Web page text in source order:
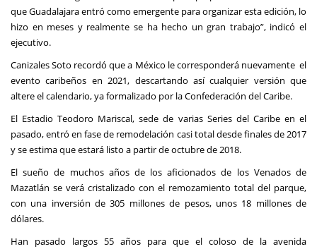
que Guadalajara entró como emergente para organizar esta edición, lo
hizo en meses y realmente se ha hecho un gran trabajo”, indicó el
ejecutivo.
Canizales Soto recordó que a México le corresponderá nuevamente el
evento caribeños en 2021, descartando así cualquier versión que
altere el calendario, ya formalizado por la Confederación del Caribe.
El Estadio Teodoro Mariscal, sede de varias Series del Caribe en el
pasado, entró en fase de remodelación casi total desde finales de 2017
y se estima que estará listo a partir de octubre de 2018.
El sueño de muchos años de los aficionados de los Venados de
Mazatlán se verá cristalizado con el remozamiento total del parque,
con una inversión de 305 millones de pesos, unos 18 millones de
dólares.
Han pasado largos 55 años para que el coloso de la avenida